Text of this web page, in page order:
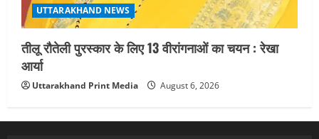
UTTARAKHAND NEWS
तीलू रौतेली पुरस्कार के लिए 13 वीरांगनाओं का चयन : रेखा
आर्या
Uttarakhand Print Media August 6, 2026